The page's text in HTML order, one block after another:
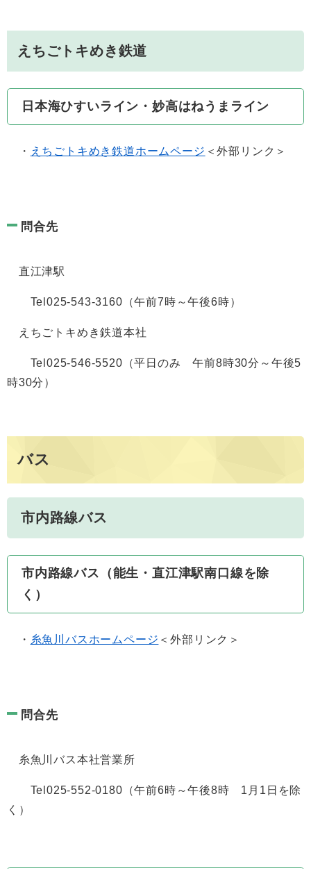
えちごトキめき鉄道
日本海ひすいライン・妙高はねうまライン
・ えちごトキめき鉄道ホームページ ＜外部リンク＞
問合先
直江津駅
Tel025-543-3160（午前7時～午後6時）
えちごトキめき鉄道本社
Tel025-546-5520（平日のみ 午前8時30分～午後5
時30分）
バス
市内路線バス
市内路線バス（能生・直江津駅南口線を除
く）
・ 糸魚川バスホームページ ＜外部リンク＞
問合先
糸魚川バス本社営業所
Tel025-552-0180（午前6時～午後8時 1月1日を除
く）